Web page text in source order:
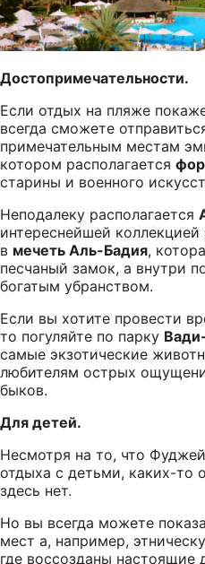
Достопримечательности.
Если отдых на пляже
всегда сможете
примечательным местам
котором располагается
старины и военного
Неподалеку располагается
интереснейшей
в мечеть Аль-Бадия,
песчаный замок, а внутри
богатым убранством.
Если вы хотите провести
то погуляйте по парку
самые экзотические
любителям острых
быков.
Для детей.
Несмотря на то, что
отдыха с детьми, каких-то
здесь нет.
Но вы всегда можете
мест а, например,
где воссозданы настоящие